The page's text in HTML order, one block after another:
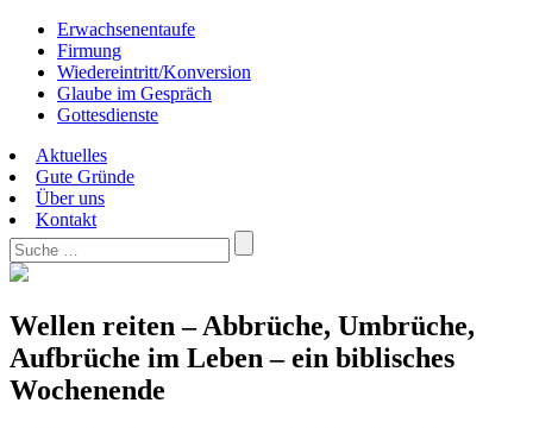
Erwachsenentaufe
Firmung
Wiedereintritt/Konversion
Glaube im Gespräch
Gottesdienste
Aktuelles
Gute Gründe
Über uns
Kontakt
Wellen reiten – Abbrüche, Umbrüche,
Aufbrüche im Leben – ein biblisches
Wochenende